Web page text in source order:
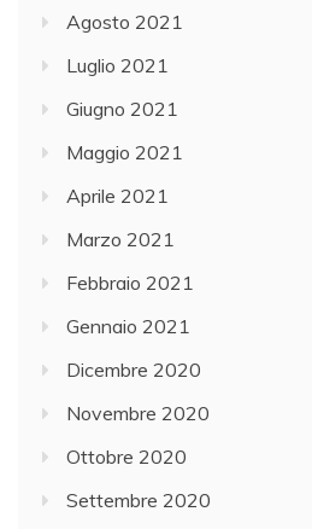
Agosto 2021
Luglio 2021
Giugno 2021
Maggio 2021
Aprile 2021
Marzo 2021
Febbraio 2021
Gennaio 2021
Dicembre 2020
Novembre 2020
Ottobre 2020
Settembre 2020